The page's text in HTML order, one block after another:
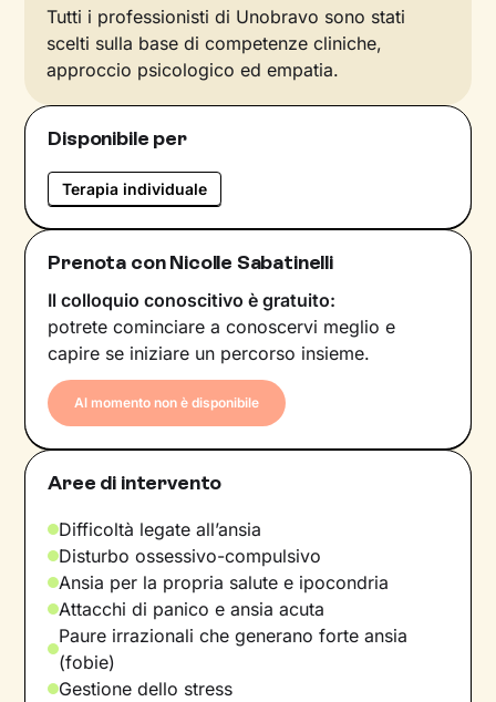
Tutti i professionisti di Unobravo sono stati
scelti sulla base di competenze cliniche,
approccio psicologico ed empatia.
Disponibile per
Terapia individuale
Prenota con Nicolle Sabatinelli
Il colloquio conoscitivo è gratuito:
potrete cominciare a conoscervi meglio e
capire se iniziare un percorso insieme.
Al momento non è disponibile
Aree di intervento
Difficoltà legate all’ansia
Disturbo ossessivo-compulsivo
Ansia per la propria salute e ipocondria
Attacchi di panico e ansia acuta
Paure irrazionali che generano forte ansia
(fobie)
Gestione dello stress